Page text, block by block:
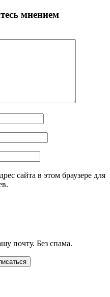
мнением
сайта в этом браузере для
почту. Без спама.